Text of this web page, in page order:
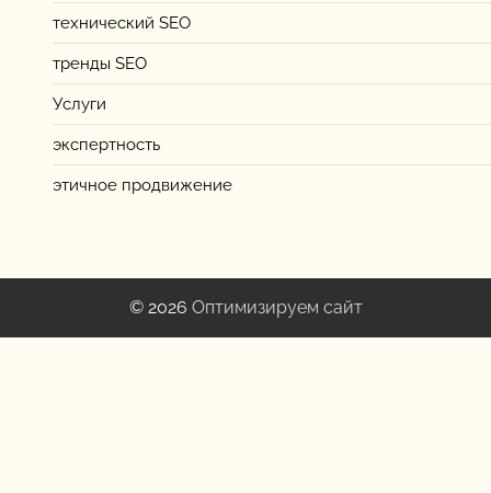
технический SEO
тренды SEO
Услуги
экспертность
этичное продвижение
© 2026 Оптимизируем сайт